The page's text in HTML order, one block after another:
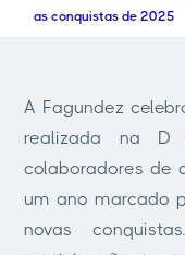
as conquistas de 2025
A Fagundez
realizada na D
colaboradores de
um ano marcado
novas